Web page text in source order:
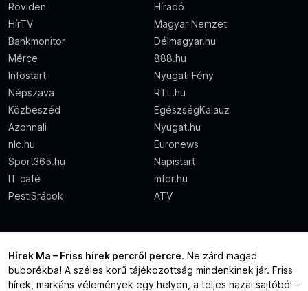
Röviden
Híradó
HírTV
Magyar Nemzet
Bankmonitor
Délmagyar.hu
Mérce
888.hu
Infostart
Nyugati Fény
Népszava
RTL.hu
Közbeszéd
EgészségKalauz
Azonnali
Nyugat.hu
nlc.hu
Euronews
Sport365.hu
Napistart
IT café
mfor.hu
PestiSrácok
ATV
Hírek Ma – Friss hírek percről percre. Ne zárd magad
buborékba! A széles körű tájékozottság mindenkinek jár. Friss
hírek, markáns vélemények egy helyen, a teljes hazai sajtóból –